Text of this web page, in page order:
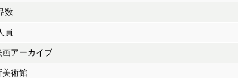
アーカイブ
術館